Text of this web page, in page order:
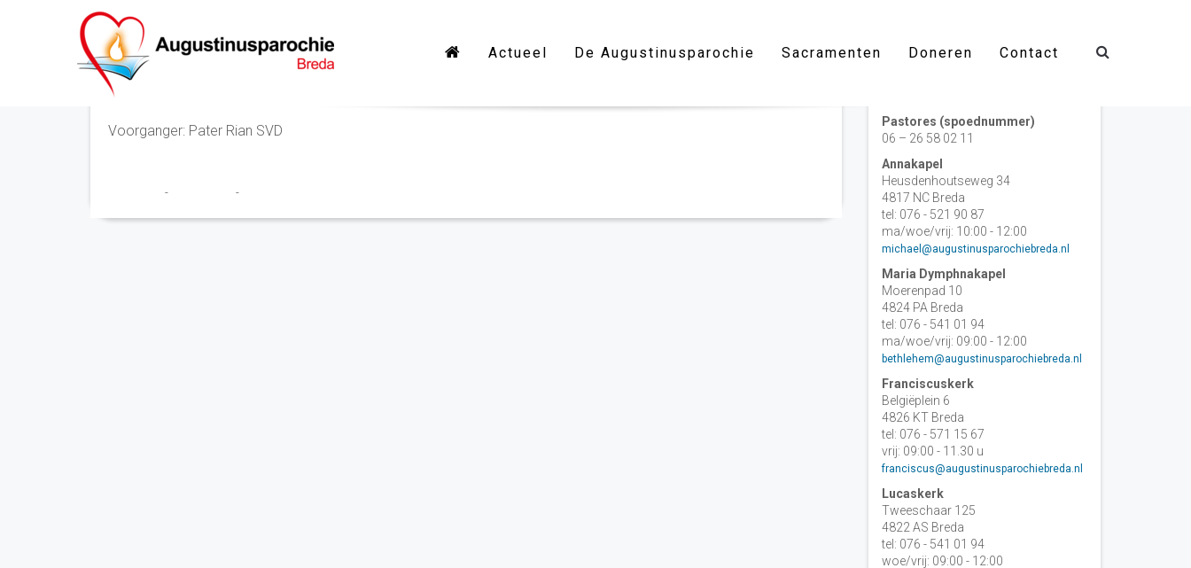
Actueel De Augustinusparochie Sacramenten Doneren Contact
Eucharistieviering
Voorganger: Pater Rian SVD
- -
Pastores (spoednummer)
06 – 26 58 02 11
Annakapel
Heusdenhoutseweg 34
4817 NC Breda
tel: 076 - 521 90 87
ma/woe/vrij: 10:00 - 12:00
michael@augustinusparochiebreda.nl
Maria Dymphnakapel
Moerenpad 10
4824 PA Breda
tel: 076 - 541 01 94
ma/woe/vrij: 09:00 - 12:00
bethlehem@augustinusparochiebreda.nl
Franciscuskerk
Belgiëplein 6
4826 KT Breda
tel: 076 - 571 15 67
vrij: 09:00 - 11.30 u
franciscus@augustinusparochiebreda.nl
Lucaskerk
Tweeschaar 125
4822 AS Breda
tel: 076 - 541 01 94
woe/vrij: 09:00 - 12:00